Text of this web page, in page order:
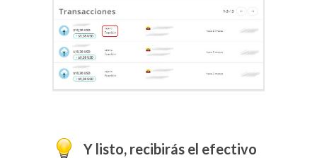
Y listo, recibirás el efectivo